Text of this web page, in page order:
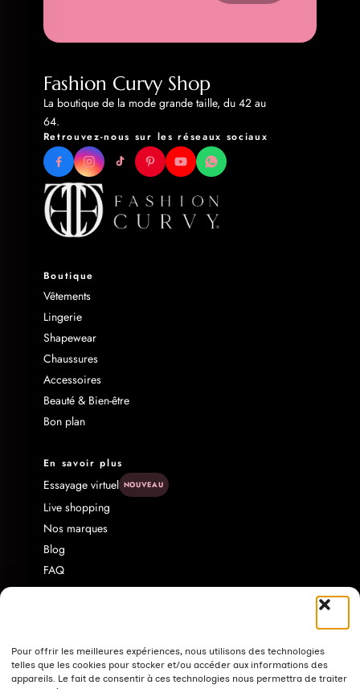
Pour offrir les meilleures expériences, nous utilisons des technologies
telles que les cookies pour stocker et/ou accéder aux informations des
appareils. Le fait de consentir à ces technologies nous permettra de traiter
Fashion Curvy Shop
La boutique de la mode grande taille, du 42 au
64.
Retrouvez-nous sur les réseaux sociaux
Boutique
Vêtements
Lingerie
Shapewear
Chaussures
Accessoires
Beauté & Bien-être
Bon plan
En savoir plus
Essayage virtuel NOUVEAU
Live shopping
Nos marques
Blog
FAQ
Livraison & Retour
Programme d'affiliation
Politique de confidentialité